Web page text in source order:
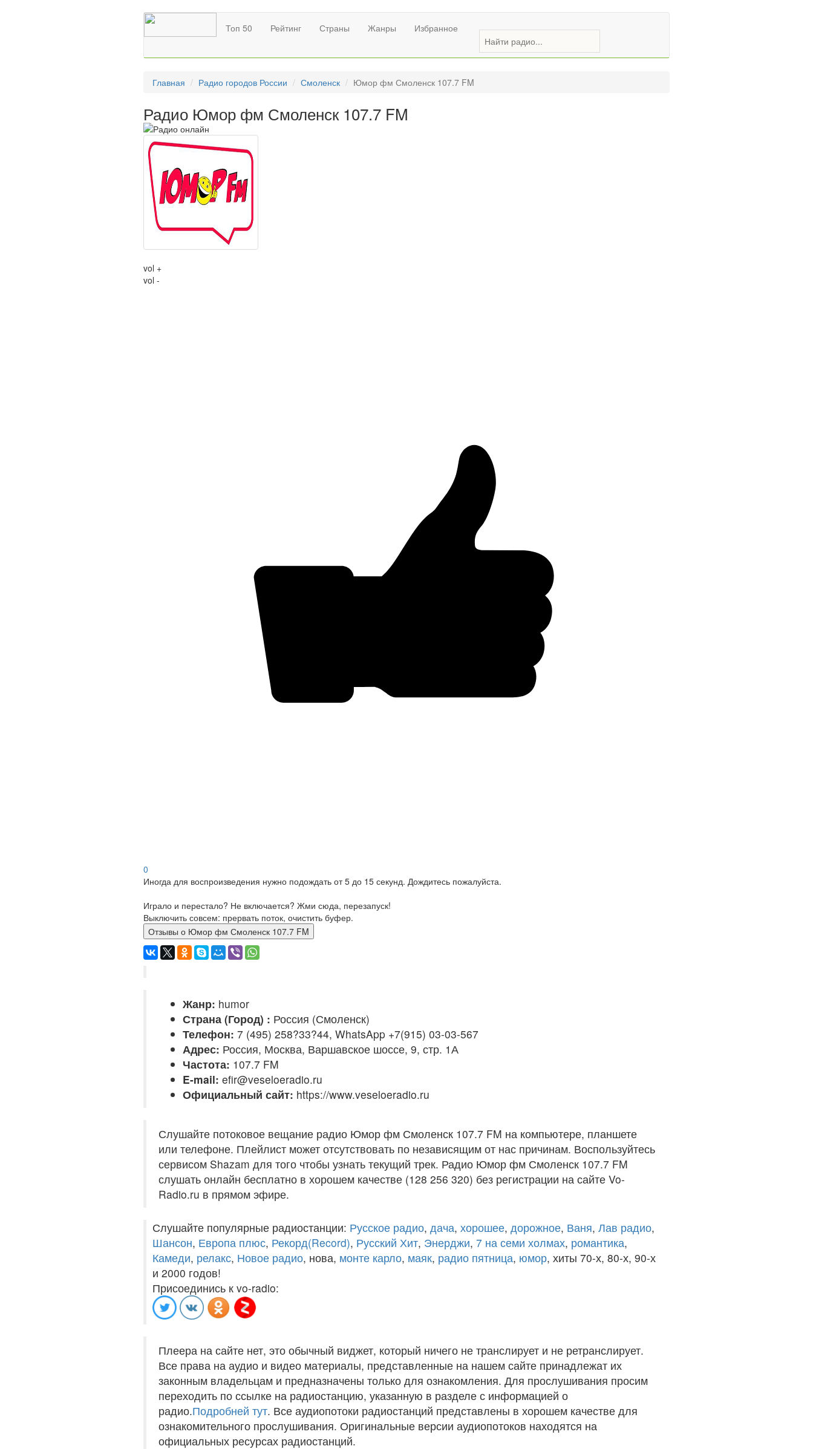
Топ 50 Рейтинг Страны Жанры Избранное
Главная Радио городов России Смоленск Юмор фм Смоленск 107.7 FM
Радио Юмор фм Смоленск 107.7 FM
vol +
vol -
0
Иногда для воспроизведения нужно подождать от 5 до 15 секунд. Дождитесь пожалуйста.
Играло и перестало? Не включается? Жми сюда, перезапуск!
Выключить совсем: прервать поток, очистить буфер.
Отзывы о Юмор фм Смоленск 107.7 FM
Жанр: humor
Страна (Город) : Россия (Смоленск)
Телефон: 7 (495) 258?33?44, WhatsApp +7(915) 03-03-567
Адрес: Россия, Москва, Варшавское шоссе, 9, стр. 1А
Частота: 107.7 FM
E-mail: efir@veseloeradio.ru
Официальный сайт: https://www.veseloeradio.ru
Слушайте потоковое вещание радио Юмор фм Смоленск 107.7 FM на компьютере, планшете
или телефоне. Плейлист может отсутствовать по независящим от нас причинам. Воспользуйтесь
сервисом Shazam для того чтобы узнать текущий трек. Радио Юмор фм Смоленск 107.7 FM
слушать онлайн бесплатно в хорошем качестве (128 256 320) без регистрации на сайте Vo-
Radio.ru в прямом эфире.
Слушайте популярные радиостанции: Русское радио, дача, хорошее, дорожное, Ваня, Лав радио,
Шансон, Европа плюс, Рекорд(Record), Русский Хит, Энерджи, 7 на семи холмах, романтика,
Камеди, релакс, Новое радио, нова, монте карло, маяк, радио пятница, юмор, хиты 70-х, 80-х, 90-х
и 2000 годов!
Присоединись к vo-radio:
Плеера на сайте нет, это обычный виджет, который ничего не транслирует и не ретранслирует.
Все права на аудио и видео материалы, представленные на нашем сайте принадлежат их
законным владельцам и предназначены только для ознакомления. Для прослушивания просим
переходить по ссылке на радиостанцию, указанную в разделе с информацией о
радио.Подробней тут. Все аудиопотоки радиостанций представлены в хорошем качестве для
ознакомительного прослушивания. Оригинальные версии аудиопотоков находятся на
официальных ресурсах радиостанций.